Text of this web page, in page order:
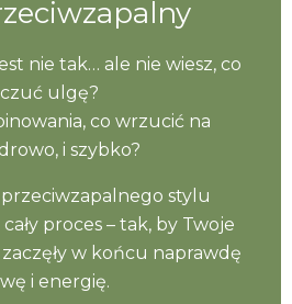
nie tak… ale nie wiesz, co
ulgę?
co wrzucić na
i szybko?
stylu
proces – tak, by Twoje
w końcu naprawdę
i energię.